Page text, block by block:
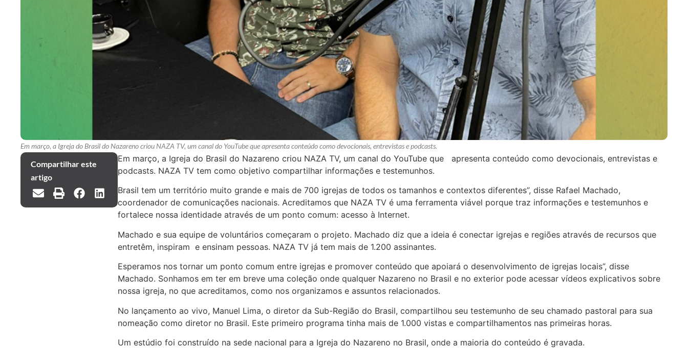
Em março, a Igreja do Brasil do Nazareno criou NAZA TV, um canal do YouTube que apresenta conteúdo como devocionais, entrevistas e podcasts.
Compartilhar este
artigo
Em março, a Igreja do Brasil do Nazareno criou NAZA TV, um canal do YouTube que apresenta conteúdo como devocionais, entrevistas e
podcasts. NAZA TV tem como objetivo compartilhar informações e testemunhos.
Brasil tem um território muito grande e mais de 700 igrejas de todos os tamanhos e contextos diferentes”, disse Rafael Machado,
coordenador de comunicações nacionais. Acreditamos que NAZA TV é uma ferramenta viável porque traz informações e testemunhos e
fortalece nossa identidade através de um ponto comum: acesso à Internet.
Machado e sua equipe de voluntários começaram o projeto. Machado diz que a ideia é conectar igrejas e regiões através de recursos que
entretêm, inspiram e ensinam pessoas. NAZA TV já tem mais de 1.200 assinantes.
Esperamos nos tornar um ponto comum entre igrejas e promover conteúdo que apoiará o desenvolvimento de igrejas locais”, disse
Machado. Sonhamos em ter em breve uma coleção onde qualquer Nazareno no Brasil e no exterior pode acessar vídeos explicativos sobre
nossa igreja, no que acreditamos, como nos organizamos e assuntos relacionados.
No lançamento ao vivo, Manuel Lima, o diretor da Sub-Região do Brasil, compartilhou seu testemunho de seu chamado pastoral para sua
nomeação como diretor no Brasil. Este primeiro programa tinha mais de 1.000 vistas e compartilhamentos nas primeiras horas.
Um estúdio foi construído na sede nacional para a Igreja do Nazareno no Brasil, onde a maioria do conteúdo é gravada.